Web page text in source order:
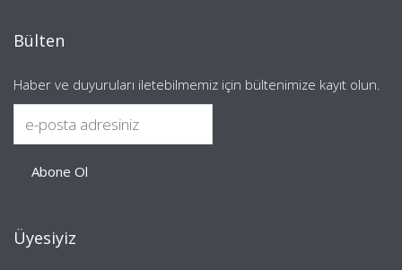
Bülten
Haber ve duyuruları iletebilmemiz için bültenimize kayıt olun.
Üyesiyiz